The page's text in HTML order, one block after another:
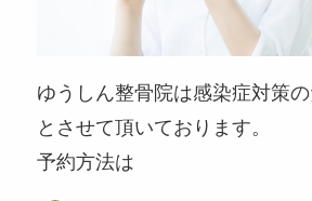
ゆうしん整骨院は感染症対策
とさせて頂いております。
予約方法は